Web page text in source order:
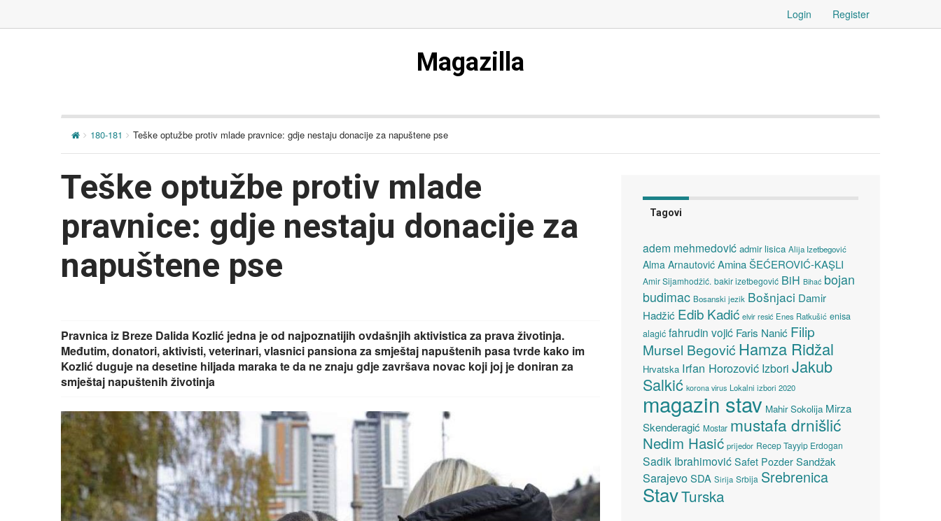
Login Register
Magazilla
180-181 Teške optužbe protiv mlade pravnice: gdje nestaju donacije za napuštene pse
Teške optužbe protiv mlade
pravnice: gdje nestaju donacije za
napuštene pse
Pravnica iz Breze Dalida Kozlić jedna je od najpoznatijih ovdašnjih aktivistica za prava životinja.
Međutim, donatori, aktivisti, veterinari, vlasnici pansiona za smještaj napuštenih pasa tvrde kako im
Kozlić duguje na desetine hiljada maraka te da ne znaju gdje završava novac koji joj je doniran za
smještaj napuštenih životinja
Tagovi
adem mehmedović admir lisica Alija Izetbegović
Alma Arnautović Amina ŠEĆEROVIĆ-KAŞLI
Amir Sijamhodžić. bakir izetbegović BiH Bihać bojan
budimac Bosanski jezik Bošnjaci Damir
Hadžić Edib Kadić elvir resić Enes Ratkušić enisa
alagić fahrudin vojić Faris Nanić Filip
Mursel Begović Hamza Ridžal
Hrvatska Irfan Horozović Izbori Jakub
Salkić korona virus Lokalni izbori 2020
magazin stav Mahir Sokolija Mirza
Skenderagić Mostar mustafa drnišlić
Nedim Hasić prijedor Recep Tayyip Erdogan
Sadik Ibrahimović Safet Pozder Sandžak
SarajevoSDA Sirija Srbija Srebrenica
StavTurska